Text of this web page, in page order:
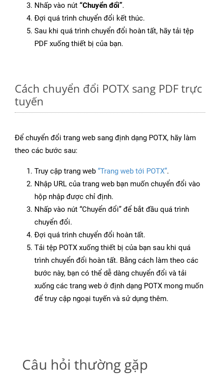
Nhấp vào nút “Chuyển đổi”.
Đợi quá trình chuyển đổi kết thúc.
Sau khi quá trình chuyển đổi hoàn tất, hãy tải tệp
PDF xuống thiết bị của bạn.
Cách chuyển đổi POTX sang PDF trực
tuyến
Để chuyển đổi trang web sang định dạng POTX, hãy làm
theo các bước sau:
Truy cập trang web “Trang web tới POTX”.
Nhập URL của trang web bạn muốn chuyển đổi vào
hộp nhập được chỉ định.
Nhấp vào nút “Chuyển đổi” để bắt đầu quá trình
chuyển đổi.
Đợi quá trình chuyển đổi hoàn tất.
Tải tệp POTX xuống thiết bị của bạn sau khi quá
trình chuyển đổi hoàn tất. Bằng cách làm theo các
bước này, bạn có thể dễ dàng chuyển đổi và tải
xuống các trang web ở định dạng POTX mong muốn
để truy cập ngoại tuyến và sử dụng thêm.
Câu hỏi thường gặp